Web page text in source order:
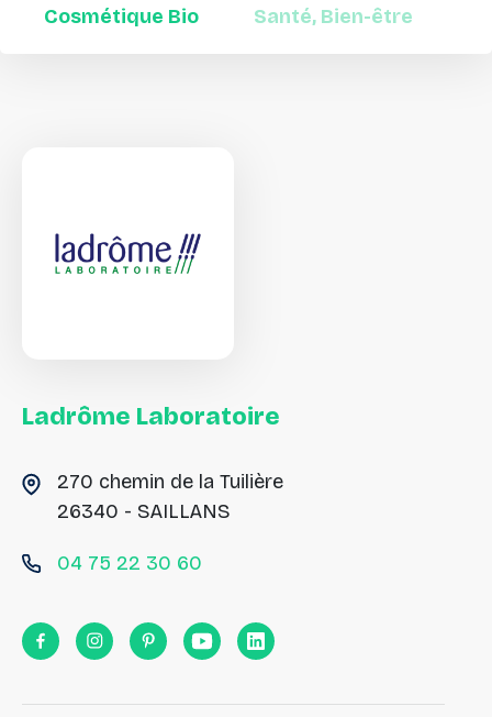
Cosmétique Bio Santé, Bien-être
Ladrôme Laboratoire
270 chemin de la Tuilière
26340 - SAILLANS
04 75 22 30 60